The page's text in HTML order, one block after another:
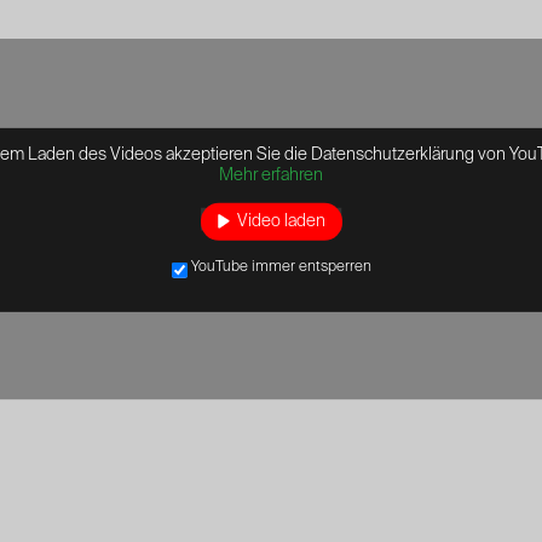
Laden des Videos akzeptieren Sie die Datenschutzerklärung von
Mehr erfahren
Video laden
YouTube immer entsperren